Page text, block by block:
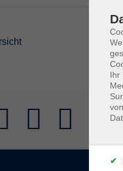
Ihr